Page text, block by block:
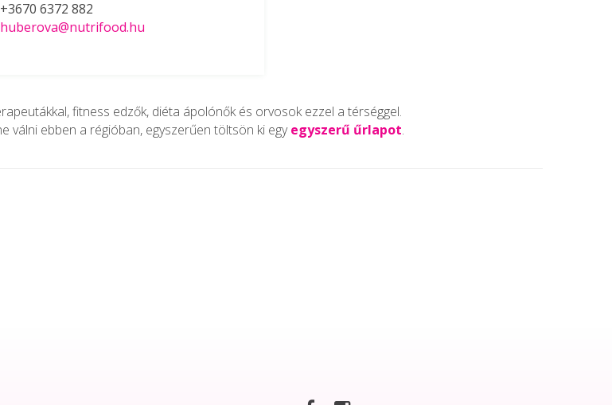
+3670 6372 882
huberova@nutrifood.hu
fitness edzők, diéta ápolónők és orvosok ezzel a térséggel.
ebben a régióban, egyszerűen töltsön ki egyegyszerű űrlapot.